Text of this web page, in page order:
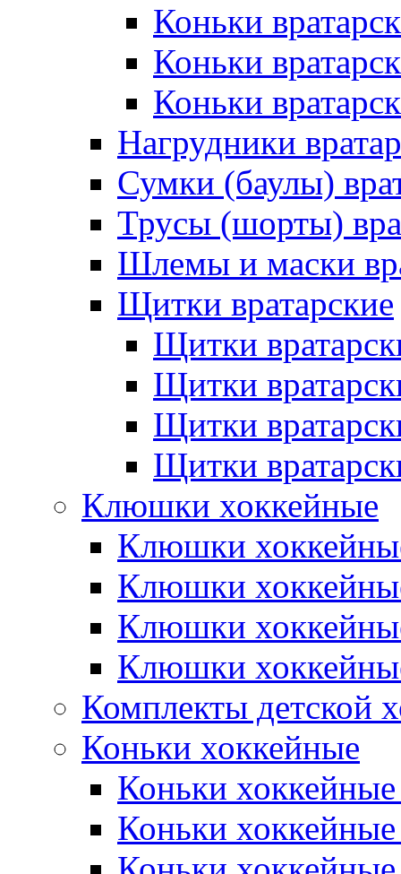
Коньки
Коньки
Коньки
Нагрудники
Сумки (баулы)
Трусы (шорты)
Шлемы и маски
Щитки вратарские
Щитки
Щитки
Щитки
Щитки
Клюшки хоккейные
Клюшки
Клюшки
Клюшки
Клюшки
Комплекты детской
Коньки хоккейные
Коньки хоккейные
Коньки